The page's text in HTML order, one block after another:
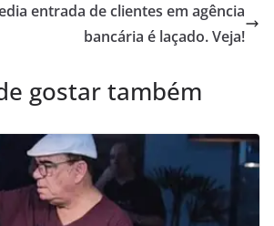
entrada de clientes em agência
bancária é laçado. Veja!
gostar também